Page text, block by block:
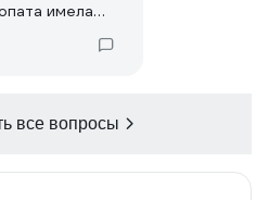
имела
все вопросы